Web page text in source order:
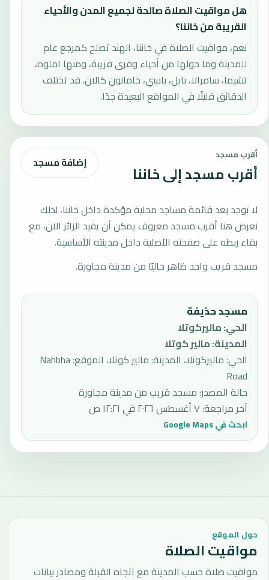
هل مواقيت الصلاة صالحة لجميع المدن والأحياء
القريبة من خاننا؟
نعم، مواقيت الصلاة في خاننا، الهند تصلح كمرجع عام
للمدينة وما حولها من أحياء وقرى قريبة، ومنها املوه،
تشيما، سامرالا، بايل، باسي، خامانون كالان. قد تختلف
الدقائق قليلًا في المواقع البعيدة جدًا.
أقرب مسجد
أقرب مسجد إلى خاننا إضافة مسجد
لا توجد بعد قائمة مساجد محلية مؤكدة داخل خاننا، لذلك
نعرض هنا أقرب مسجد معروف يمكن أن يفيد الزائر الآن، مع
بقاء ربطه على صفحته الأصلية داخل مدينته الأساسية.
مسجد قريب واحد ظاهر حاليًا من مدينة مجاورة.
مسجد حذيفة
الحي:ماليركوتلا
المدينة:مالير كوتلا
الحي: ماليركوتلا، المدينة: مالير كوتلا، الموقع: Nahbha
Road
حالة المصدر:مسجد قريب من مدينة مجاورة
آخر مراجعة:٧ أغسطس ٢٠٢٦ في ١٢:٢١ ص
ابحث في Google Maps
حول الموقع
مواقيت الصلاة
مواقيت صلاة حسب المدينة مع اتجاه القبلة ومصادر بيانات